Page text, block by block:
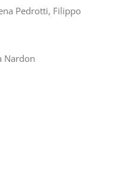
Pedrotti, Filippo
Nardon